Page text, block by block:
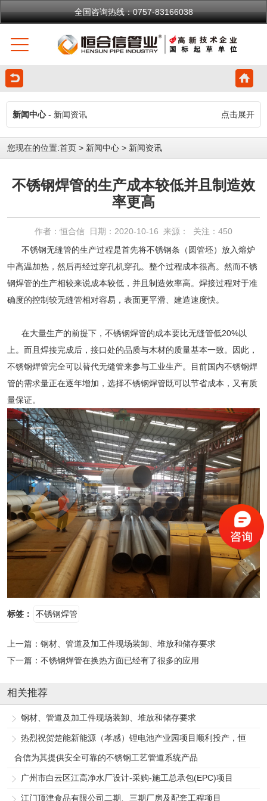
全国咨询热线：0757-83166038
新闻中心- 新闻资讯 点击展开
您现在的位置:首页 > 新闻中心 > 新闻资讯
不锈钢焊管的生产成本较低并且制造效
率更高
作者：恒合信 日期：2020-10-16 来源： 关注： 450
不锈钢无缝管的生产过程是首先将不锈钢条（圆管坯）放入熔炉
中高温加热，然后再经过穿孔机穿孔。整个过程成本很高。然而不锈
钢焊管的生产相较来说成本较低，并且制造效率高。焊接过程对于准
确度的控制较无缝管相对容易，表面更平滑、建造速度快。
在大量生产的前提下， 不锈钢焊管的成本要比无缝管低20%以
上。而且焊接完成后，接口处的品质与木材的质量基本一致。因此，
不锈钢焊管完全可以替代无缝管来参与工业生产。目前国内不锈钢焊
管的需求量正在逐年增加，选择不锈钢焊管既可以节省成本，又有质
量保证。
标签： 不锈钢焊管
上一篇： 钢材、管道及加工件现场装卸、堆放和储存要求
下一篇： 不锈钢焊管在换热方面已经有了很多的应用
相关推荐
钢材、管道及加工件现场装卸、堆放和储存要求
热烈祝贺楚能新能源（孝感）锂电池产业园项目顺利投产，恒
合信为其提供安全可靠的不锈钢工艺管道系统产品
广州市白云区江高净水厂设计-采购-施工总承包(EPC)项目
江门顶津食品有限公司二期、三期厂房及配套工程项目